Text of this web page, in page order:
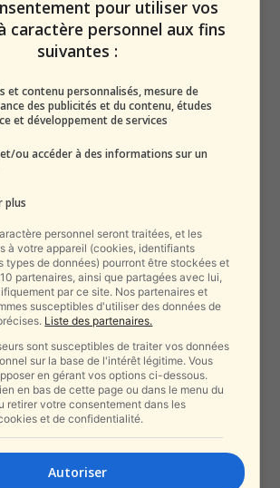
sera abaissé à20 000 shekels
refuser l’autorisation si elle
Les factures fictives représentent
permettant aux entreprises de
leur TVA et leurs obligations
réglementations visent à réduire
renforcer la transparence.
de surveiller activement les
pour protéger les recettes publiques
entre les contribuables.
pour utiliser vos
caractère personnel aux fins
suivantes :
et contenu personnalisés, mesure de
des publicités et du contenu, études
et développement de services
ou accéder à des informations sur un
plus
personnel seront traitées, et les
à votre appareil (cookies, identifiants
types de données) pourront être stockées et
partenaires, ainsi que partagées avec lui,
par ce site. Nos partenaires et
susceptibles d'utiliser des données de
Liste des partenaires.
sont susceptibles de traiter vos données
sur la base de l'intérêt légitime. Vous
en gérant vos options ci-dessous.
en bas de cette page ou dans le menu du
retirer votre consentement dans les
et de confidentialité.
Autoriser